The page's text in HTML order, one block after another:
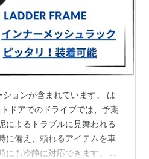
ョンが含まれています。 は
ドアでのドライブでは、予期
によるトラブルに見舞われる
に備え、頼れるアイテムを車
にも冷静に対応できます。 🚙